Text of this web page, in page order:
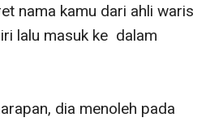
nama kamu dari ahli waris
lalu masuk ke  dalam
dia menoleh pada